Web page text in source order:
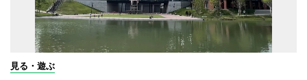
見る・遊ぶ